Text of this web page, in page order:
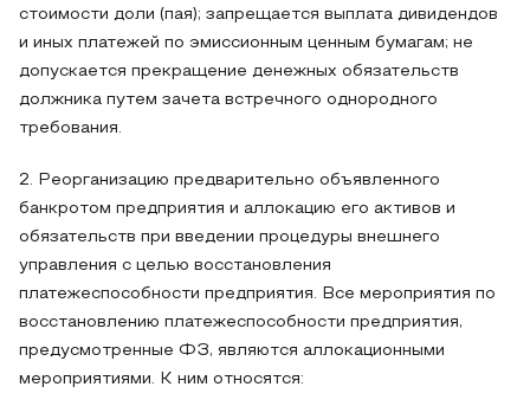
стоимости доли (пая); запрещается выплата дивидендов
и иных платежей по эмиссионным ценным бумагам; не
допускается прекращение денежных обязательств
должника путем зачета встречного однородного
требования.
2. Реорганизацию предварительно объявленного
банкротом предприятия и аллокацию его активов и
обязательств при введении процедуры внешнего
управления с целью восстановления
платежеспособности предприятия. Все мероприятия по
восстановлению платежеспособности предприятия,
предусмотренные ФЗ, являются аллокационными
мероприятиями. К ним относятся: